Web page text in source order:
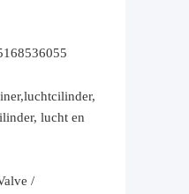
luchtcilinder,
lucht en
/